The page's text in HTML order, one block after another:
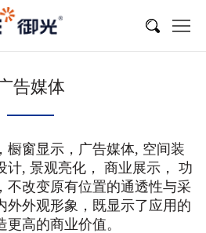
告媒体
橱窗显示，广告媒体, 空间装
计, 景观亮化， 商业展示， 功
不改变原有位置的通透性与采
外外观形象，既显示了应用的
高的商业价值。